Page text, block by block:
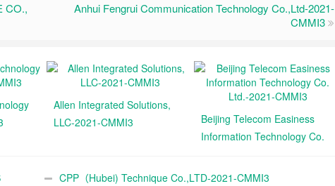
CO.,
Anhui Fengrui Communication Technology Co.,Ltd-2021-
CMMI3
Allen Integrated Solutions,
LLC-2021-CMMI3
Beijing Telecom Easiness
Information Technology Co.
CPP（Hubei) Technique Co.,LTD-2021-CMMI3